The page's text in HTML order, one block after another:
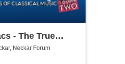
- The True
Music
Neckar Forum